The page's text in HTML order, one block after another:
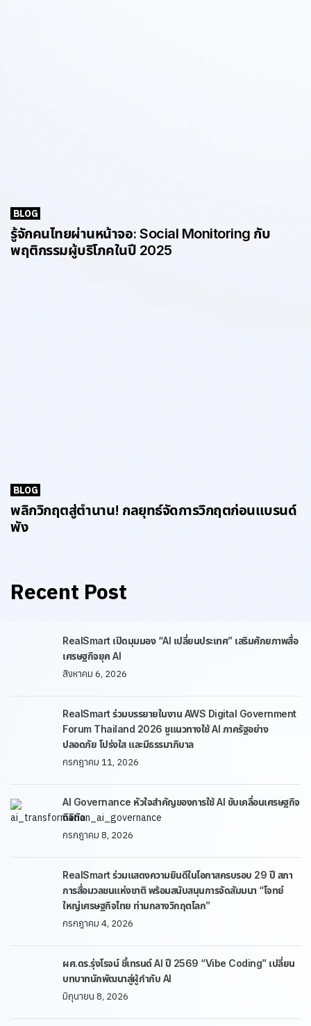
BLOG
รู้จักคนไทยผ่านหน้าจอ: Social Monitoring กับ
พฤติกรรมผู้บริโภคในปี 2025
BLOG
พลิกวิกฤตสู่ตำนาน! กลยุทธ์จัดการวิกฤตก่อนแบรนด์
พัง
Recent Post
RealSmart เปิดมุมมอง “AI เปลี่ยนประเทศ” เสริมศักยภาพสื่อ
เศรษฐกิจยุค AI
สิงหาคม 6, 2026
RealSmart ร่วมบรรยายในงาน AWS Digital Government
Forum Thailand 2026 ชูแนวทางใช้ AI ภาครัฐอย่าง
ปลอดภัย โปร่งใส และมีธรรมาภิบาล
กรกฎาคม 11, 2026
AI Governance หัวใจสำคัญของการใช้ AI ขับเคลื่อนเศรษฐกิจ
ดิจิทัล
กรกฎาคม 8, 2026
RealSmart ร่วมแสดงความยินดีในโอกาสครบรอบ 29 ปี สภา
การสื่อมวลชนแห่งชาติ พร้อมสนับสนุนการจัดสัมมนา “โจทย์
ใหญ่เศรษฐกิจไทย ท่ามกลางวิกฤตโลก”
กรกฎาคม 4, 2026
ผศ.ดร.รุ่งโรจน์ ชี้เทรนด์ AI ปี 2569 “Vibe Coding” เปลี่ยน
บทบาทนักพัฒนาสู่ผู้กำกับ AI
มิถุนายน 8, 2026